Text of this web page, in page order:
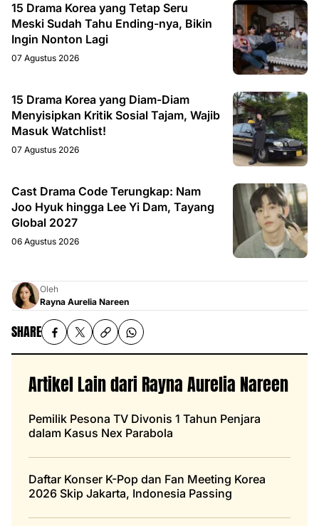
15 Drama Korea yang Tetap Seru
Meski Sudah Tahu Ending-nya, Bikin
Ingin Nonton Lagi
07 Agustus 2026
15 Drama Korea yang Diam-Diam
Menyisipkan Kritik Sosial Tajam, Wajib
Masuk Watchlist!
07 Agustus 2026
Cast Drama Code Terungkap: Nam
Joo Hyuk hingga Lee Yi Dam, Tayang
Global 2027
06 Agustus 2026
Oleh
Rayna Aurelia Nareen
SHARE
Artikel Lain dari Rayna Aurelia Nareen
Pemilik Pesona TV Divonis 1 Tahun Penjara
dalam Kasus Nex Parabola
Daftar Konser K-Pop dan Fan Meeting Korea
2026 Skip Jakarta, Indonesia Passing